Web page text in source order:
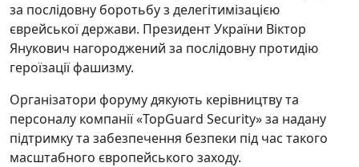
за послідовну боротьбу з делегітимізацією
єврейської держави. Президент України Віктор
Янукович нагороджений за послідовну протидію
героїзації фашизму.
Організатори форуму дякують керівництву та
персоналу компанії «ТоpGuard Security» за надану
підтримку та забезпечення безпеки під час такого
масштабного європейського заходу.